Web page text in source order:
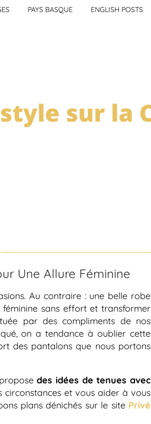
PAYS BASQUE ENGLISH POSTS
Une Allure Féminine
Au contraire : une belle robe
sans effort et transformer
par des compliments de nos
on a tendance à oublier cette
des pantalons que nous portons
des idées de tenues avec
et vous aider à vous
plans dénichés sur le site Privé